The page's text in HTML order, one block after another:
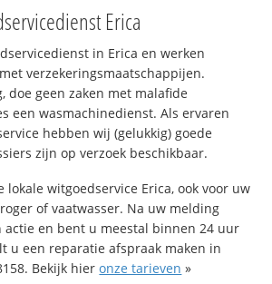
Erica
in Erica en werken
verzekeringsmaatschappijen.
doe geen zaken met malafide
een wasmachinedienst. Als ervaren
hebben wij (gelukkig) goede
zijn op verzoek beschikbaar.
witgoedservice Erica, ook voor uw
of vaatwasser. Na uw melding
actie en bent u meestal binnen 24 uur
u een reparatie afspraak maken in
Bekijk hieronze tarieven »